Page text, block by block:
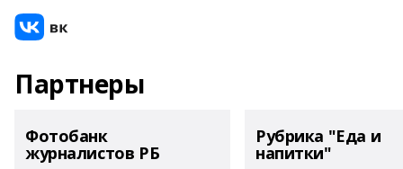
Партнеры
Фотобанк
журналистов РБ
Рубрика "Еда и
напитки"